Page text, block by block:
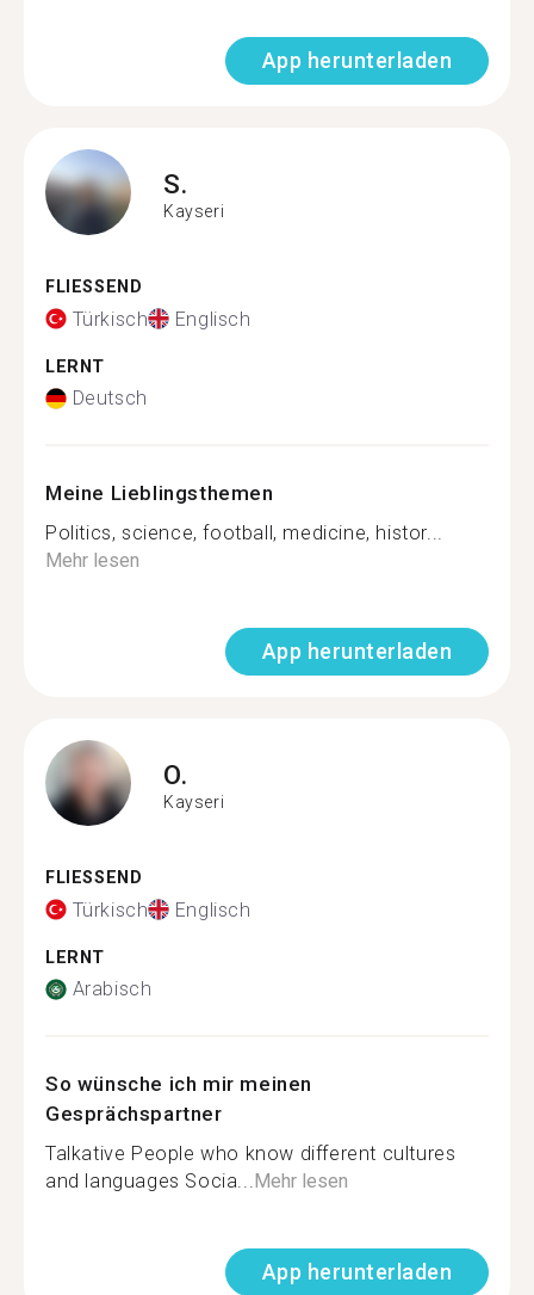
App herunterladen
S.
Kayseri
FLIESSEND
Türkisch Englisch
LERNT
Deutsch
Meine Lieblingsthemen
Politics, science, football, medicine, histor...
Mehr lesen
App herunterladen
O.
Kayseri
FLIESSEND
Türkisch Englisch
LERNT
Arabisch
So wünsche ich mir meinen
Gesprächspartner
Talkative People who know different cultures
and languages Socia...Mehr lesen
App herunterladen